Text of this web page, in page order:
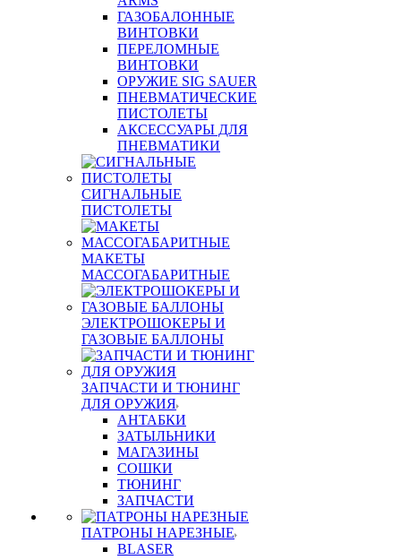
ГАЗОБАЛОННЫЕ
ВИНТОВКИ
ПЕРЕЛОМНЫЕ
ВИНТОВКИ
ОРУЖИЕ SIG SAUER
ПНЕВМАТИЧЕСКИЕ
ПИСТОЛЕТЫ
АКСЕССУАРЫ ДЛЯ
ПНЕВМАТИКИ
СИГНАЛЬНЫЕ
ПИСТОЛЕТЫ
МАКЕТЫ
МАССОГАБАРИТНЫЕ
ЭЛЕКТРОШОКЕРЫ И
ГАЗОВЫЕ БАЛЛОНЫ
ЗАПЧАСТИ И ТЮНИНГ
ДЛЯ ОРУЖИЯ
АНТАБКИ
ЗАТЫЛЬНИКИ
МАГАЗИНЫ
СОШКИ
ТЮНИНГ
ЗАПЧАСТИ
ПАТРОНЫ НАРЕЗНЫЕ
BLASER